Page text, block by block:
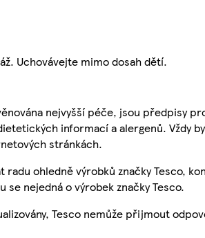
Uchovávejte mimo dosah dětí.
nejvyšší péče, jsou předpisy
informací a alergenů. Vždy
stránkách.
ohledně výrobků značky Tesco,
se nejedná o výrobek značky Tesco.
Tesco nemůže přijmout